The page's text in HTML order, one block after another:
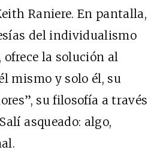
Raniere. En pantalla,
del individualismo
la solución al
mismo y solo él, su
su filosofía a través
asqueado: algo,